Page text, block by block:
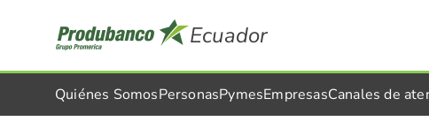
Ecuador
Quiénes SomosPersonasPymesEmpresasCanales de